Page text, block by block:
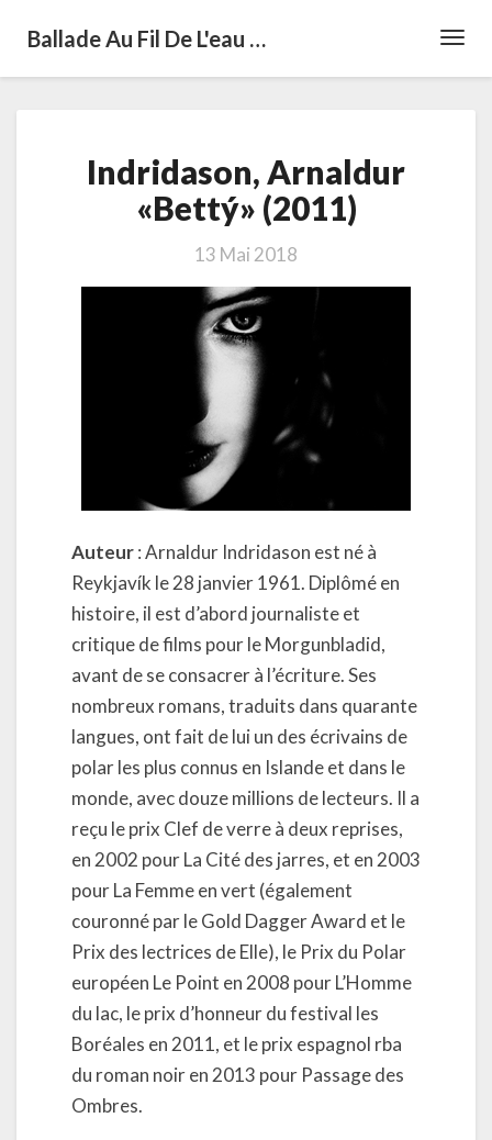
Ballade Au Fil De L'eau …
Arnaldur
«Bettý»
(2011)
Indridason, Arnaldur
«Bettý» (2011)
13 Mai 2018
Auteur: Arnaldur Indridason est né à
Reykjavík le 28 janvier 1961. Diplômé en
histoire, il est d’abord journaliste et
critique de films pour le Morgunbladid,
avant de se consacrer à l’écriture. Ses
nombreux romans, traduits dans quarante
langues, ont fait de lui un des écrivains de
polar les plus connus en Islande et dans le
monde, avec douze millions de lecteurs. Il a
reçu le prix Clef de verre à deux reprises,
en 2002 pour La Cité des jarres, et en 2003
pour La Femme en vert (également
couronné par le Gold Dagger Award et le
Prix des lectrices de Elle), le Prix du Polar
européen Le Point en 2008 pour L’Homme
du lac, le prix d’honneur du festival les
Boréales en 2011, et le prix espagnol rba
du roman noir en 2013 pour Passage des
Ombres.